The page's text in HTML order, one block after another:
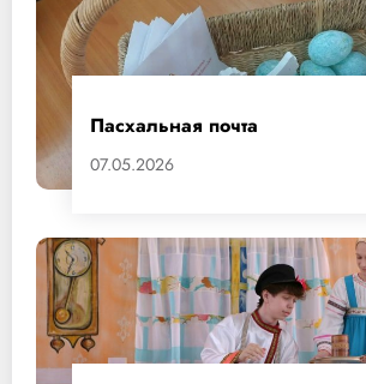
Пасхальная почта
07.05.2026